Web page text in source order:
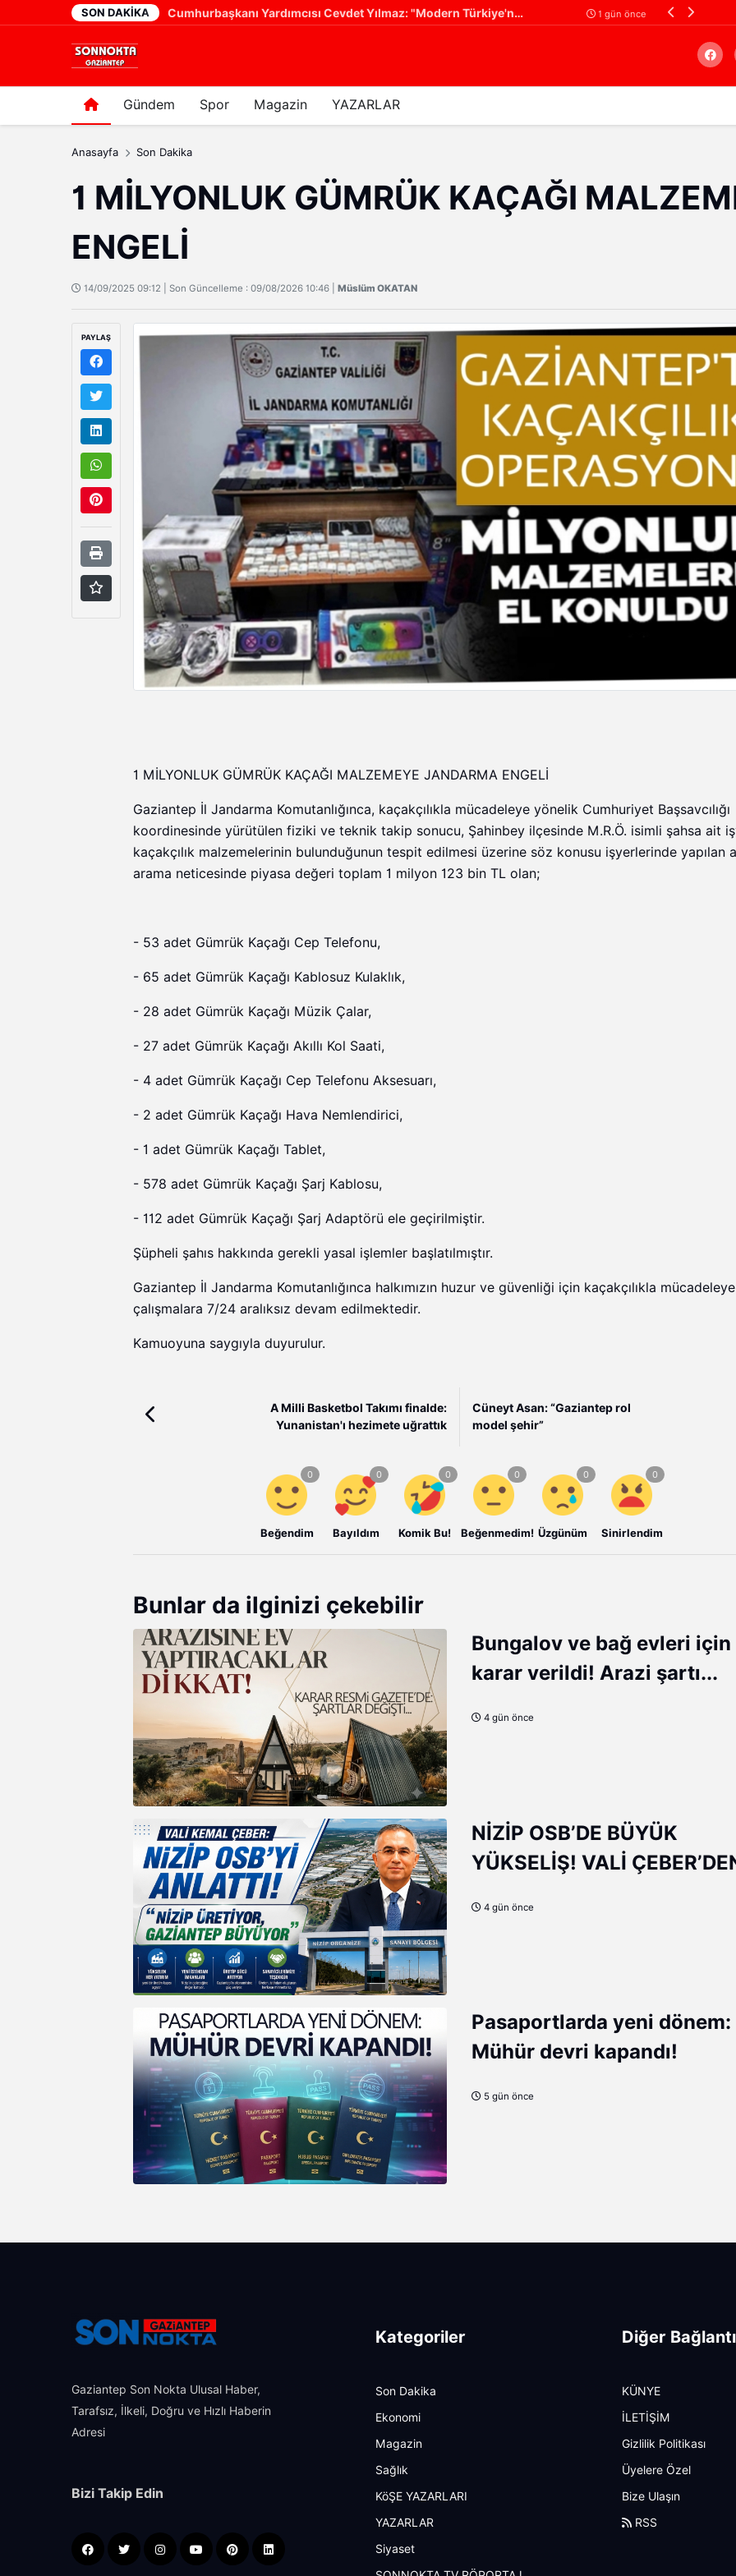
SON DAKIKA
20 saat önce Cumhurbaşkanı Yardımcısı Cevdet Yılmaz: "Modern Türkiye'nin İmarında Cumhurbaşkanımızın Büyük Gayretleri Var" 1 gün önce
Gündem Spor Magazin YAZARLAR
Arama
Anasayfa Son Dakika
1 MİLYONLUK GÜMRÜK KAÇAĞI
ENGELİ
14/09/2025 09:12 | Son Güncelleme : 09/08/2026 10:46 | Müslüm OKATAN
PAYLAŞ
1 MİLYONLUK GÜMRÜK KAÇAĞI MALZEMEYE JANDARMA ENGELİ
Gaziantep İl Jandarma Komutanlığınca, kaçakçılıkla mücadeleye yönelik Cumhuriyet Başsavcılığı
koordinesinde yürütülen fiziki ve teknik takip sonucu, Şahinbey ilçesinde M.R.Ö. isimli şahsa ait
kaçakçılık malzemelerinin bulunduğunun tespit edilmesi üzerine söz konusu işyerlerinde yapılan
arama neticesinde piyasa değeri toplam 1 milyon 123 bin TL olan;
- 53 adet Gümrük Kaçağı Cep Telefonu,
- 65 adet Gümrük Kaçağı Kablosuz Kulaklık,
- 28 adet Gümrük Kaçağı Müzik Çalar,
- 27 adet Gümrük Kaçağı Akıllı Kol Saati,
- 4 adet Gümrük Kaçağı Cep Telefonu Aksesuarı,
- 2 adet Gümrük Kaçağı Hava Nemlendirici,
- 1 adet Gümrük Kaçağı Tablet,
- 578 adet Gümrük Kaçağı Şarj Kablosu,
- 112 adet Gümrük Kaçağı Şarj Adaptörü ele geçirilmiştir.
Şüpheli şahıs hakkında gerekli yasal işlemler başlatılmıştır.
Gaziantep İl Jandarma Komutanlığınca halkımızın huzur ve güvenliği için kaçakçılıkla
çalışmalara 7/24 aralıksız devam edilmektedir.
Kamuoyuna saygıyla duyurulur.
A Milli Basketbol Takımı finalde:
Yunanistan'ı hezimete uğrattık
Cüneyt Asan: “Gaziantep rol
model şehir”
Beğendim Bayıldım Komik Bu! Beğenmedim! Üzgünüm Sinirlendim
Bunlar da ilginizi çekebilir
Bungalov ve bağ evleri için
karar verildi! Arazi şartı...
4 gün önce
NİZİP OSB’DE BÜYÜK
YÜKSELİŞ! VALİ
4 gün önce
Pasaportlarda yeni dönem:
Mühür devri kapandı!
5 gün önce
Gaziantep Son Nokta Ulusal Haber,
Tarafsız, İlkeli, Doğru ve Hızlı Haberin
Adresi
Bizi Takip Edin
Kategoriler
Son Dakika
Ekonomi
Magazin
Sağlık
KöŞE YAZARLARI
YAZARLAR
Siyaset
Diğer
KÜNYE
İLETİŞİM
Gizlilik Politikası
Üyelere Özel
Bize Ulaşın
RSS